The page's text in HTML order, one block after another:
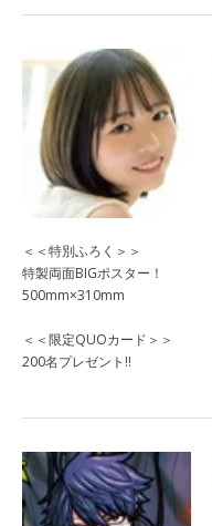
＜＜特別ふろく＞＞
特製両面BIGポスター！
500mm×310mm
＜＜限定QUOカード＞＞
200名プレゼント!!